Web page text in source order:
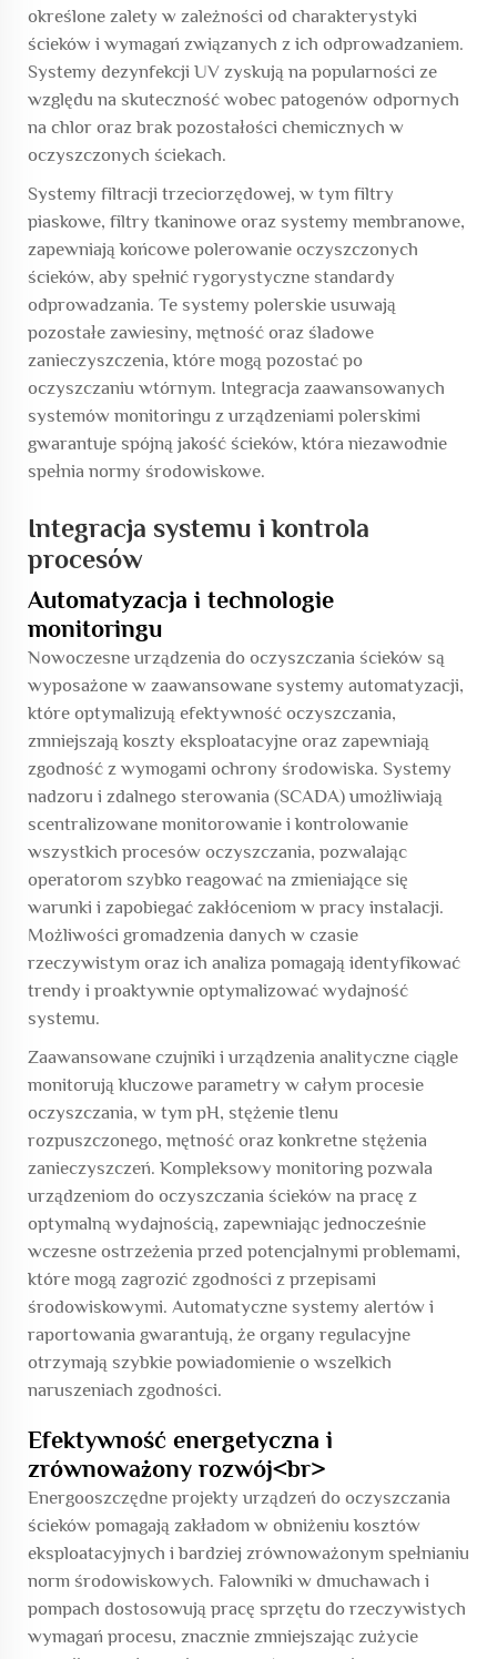
określone zalety w zależności od charakterystyki
ścieków i wymagań związanych z ich odprowadzaniem.
Systemy dezynfekcji UV zyskują na popularności ze
względu na skuteczność wobec patogenów odpornych
na chlor oraz brak pozostałości chemicznych w
oczyszczonych ściekach.
Systemy filtracji trzeciorzędowej, w tym filtry
piaskowe, filtry tkaninowe oraz systemy membranowe,
zapewniają końcowe polerowanie oczyszczonych
ścieków, aby spełnić rygorystyczne standardy
odprowadzania. Te systemy polerskie usuwają
pozostałe zawiesiny, mętność oraz śladowe
zanieczyszczenia, które mogą pozostać po
oczyszczaniu wtórnym. Integracja zaawansowanych
systemów monitoringu z urządzeniami polerskimi
gwarantuje spójną jakość ścieków, która niezawodnie
spełnia normy środowiskowe.
Integracja systemu i kontrola
procesów
Automatyzacja i technologie
monitoringu
Nowoczesne urządzenia do oczyszczania ścieków są
wyposażone w zaawansowane systemy automatyzacji,
które optymalizują efektywność oczyszczania,
zmniejszają koszty eksploatacyjne oraz zapewniają
zgodność z wymogami ochrony środowiska. Systemy
nadzoru i zdalnego sterowania (SCADA) umożliwiają
scentralizowane monitorowanie i kontrolowanie
wszystkich procesów oczyszczania, pozwalając
operatorom szybko reagować na zmieniające się
warunki i zapobiegać zakłóceniom w pracy instalacji.
Możliwości gromadzenia danych w czasie
rzeczywistym oraz ich analiza pomagają identyfikować
trendy i proaktywnie optymalizować wydajność
systemu.
Zaawansowane czujniki i urządzenia analityczne ciągle
monitorują kluczowe parametry w całym procesie
oczyszczania, w tym pH, stężenie tlenu
rozpuszczonego, mętność oraz konkretne stężenia
zanieczyszczeń. Kompleksowy monitoring pozwala
urządzeniom do oczyszczania ścieków na pracę z
optymalną wydajnością, zapewniając jednocześnie
wczesne ostrzeżenia przed potencjalnymi problemami,
które mogą zagrozić zgodności z przepisami
środowiskowymi. Automatyczne systemy alertów i
raportowania gwarantują, że organy regulacyjne
otrzymają szybkie powiadomienie o wszelkich
naruszeniach zgodności.
Efektywność energetyczna i
zrównoważony rozwój<br>
Energooszczędne projekty urządzeń do oczyszczania
ścieków pomagają zakładom w obniżeniu kosztów
eksploatacyjnych i bardziej zrównoważonym spełnianiu
norm środowiskowych. Falowniki w dmuchawach i
pompach dostosowują pracę sprzętu do rzeczywistych
wymagań procesu, znacznie zmniejszając zużycie